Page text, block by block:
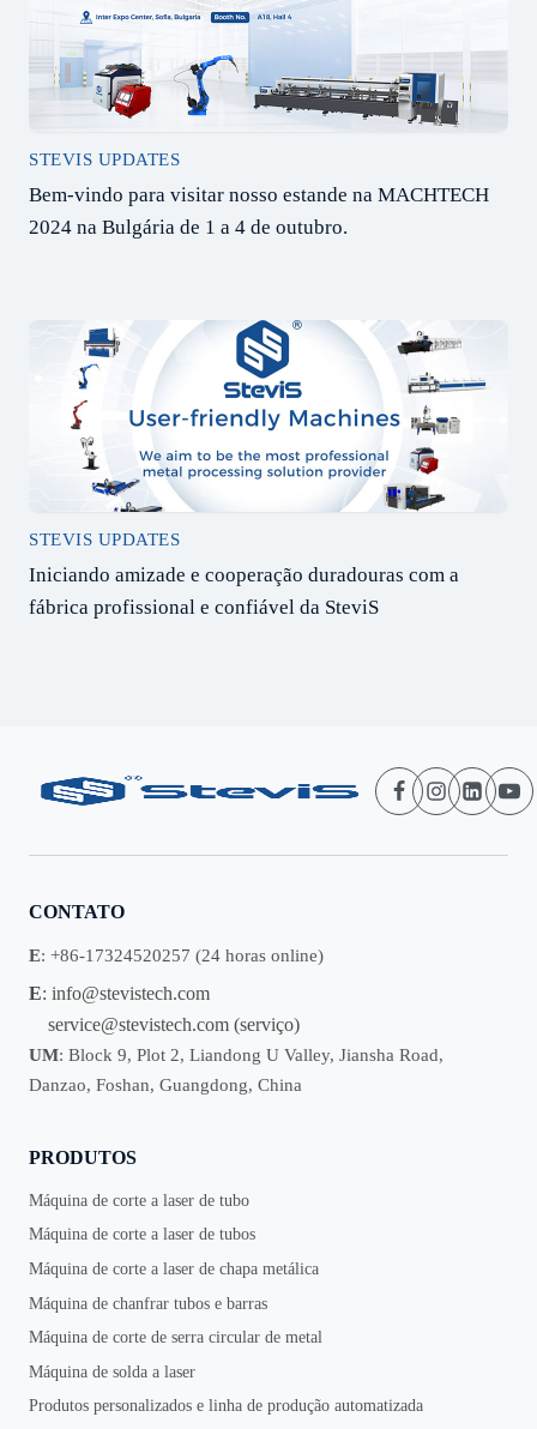
STEVIS UPDATES
Bem-vindo para visitar nosso estande na MACHTECH
2024 na Bulgária de 1 a 4 de outubro.
STEVIS UPDATES
Iniciando amizade e cooperação duradouras com a
fábrica profissional e confiável da SteviS
CONTATO
E: +86-17324520257 (24 horas online)
E: info@stevistech.com
service@stevistech.com (serviço)
UM: Block 9, Plot 2, Liandong U Valley, Jiansha Road,
Danzao, Foshan, Guangdong, China
PRODUTOS
Máquina de corte a laser de tubo
Máquina de corte a laser de tubos
Máquina de corte a laser de chapa metálica
Máquina de chanfrar tubos e barras
Máquina de corte de serra circular de metal
Máquina de solda a laser
Produtos personalizados e linha de produção automatizada